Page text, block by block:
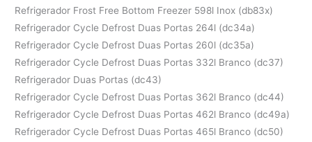
Refrigerador Frost Free Bottom Freezer 598l Inox (db83x)
Refrigerador Cycle Defrost Duas Portas 264l (dc34a)
Refrigerador Cycle Defrost Duas Portas 260l (dc35a)
Refrigerador Cycle Defrost Duas Portas 332l Branco (dc37)
Refrigerador Duas Portas (dc43)
Refrigerador Cycle Defrost Duas Portas 362l Branco (dc44)
Refrigerador Cycle Defrost Duas Portas 462l Branco (dc49a)
Refrigerador Cycle Defrost Duas Portas 465l Branco (dc50)